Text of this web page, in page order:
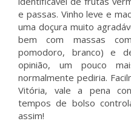
e passas. Vinho leve e
uma doçura muito
bem com massas
pomodoro, branco) e
opinião, um pouco
normalmente pediria.
Vitória, vale a pena
tempos de bolso
assim!